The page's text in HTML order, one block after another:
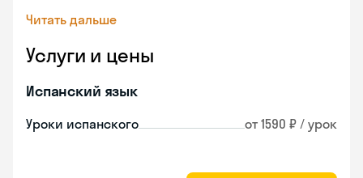
Читать дальше
Услуги и цены
Испанский язык
Уроки испанского от 1590 ₽ / урок